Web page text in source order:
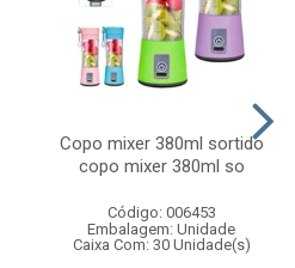
Copo mixer 380ml sortido
copo mixer 380ml so
Código: 006453
Embalagem: Unidade
Caixa Com: 30 Unidade(s)